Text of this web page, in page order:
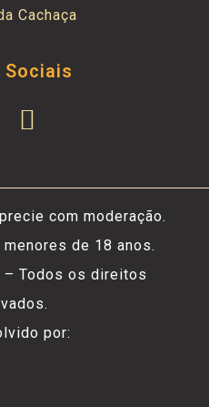
Cachaça
com moderação.
de 18 anos.
– Todos os direitos
por: